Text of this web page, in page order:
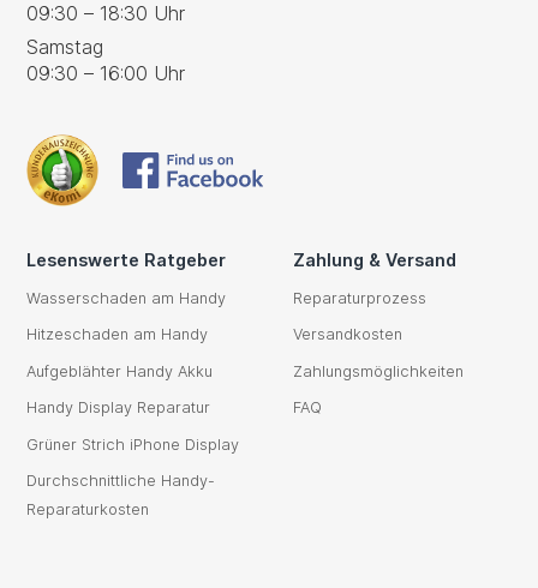
09:30 – 18:30 Uhr
Samstag
09:30 – 16:00 Uhr
Lesenswerte Ratgeber
Wasserschaden am Handy
Hitzeschaden am Handy
Aufgeblähter Handy Akku
Handy Display Reparatur
Grüner Strich iPhone Display
Durchschnittliche Handy-
Reparaturkosten
Zahlung & Versand
Reparaturprozess
Versandkosten
Zahlungsmöglichkeiten
FAQ